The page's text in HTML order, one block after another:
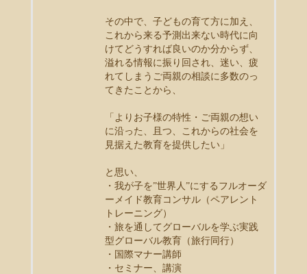
その中で、子どもの育て方に加え、
これから来る予測出来ない時代に向
けてどうすれば良いのか分からず、
溢れる情報に振り回され、迷い、疲
れてしまうご両親の相談に多数のっ
てきたことから、
「よりお子様の特性・ご両親の想い
に沿った、且つ、これからの社会を
見据えた教育を提供したい」
と思い、
・我が子を”世界人”にするフルオーダ
ーメイド教育コンサル（ペアレント
トレーニング）
・旅を通してグローバルを学ぶ実践
型グローバル教育（旅行同行）
・国際マナー講師
・セミナー、講演